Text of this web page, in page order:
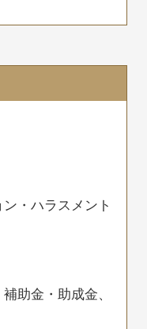
・ハラスメント
助金・助成金、